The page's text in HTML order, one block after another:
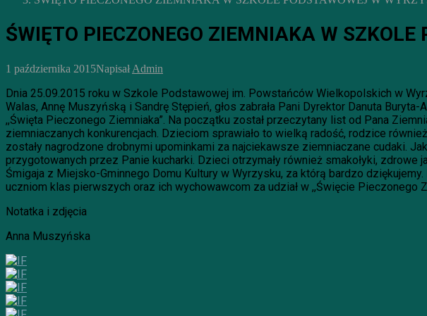
ŚWIĘTO PIECZONEGO ZIEMNIAKA W SZKOLE
1 października 2015NapisałAdmin
Dnia 25.09.2015 roku w Szkole Podstawowej im. Powstańców Wielkopolskich w
Walas, Annę Muszyńską i Sandrę Stępień, głos zabrała Pani Dyrektor Danuta
,,Święta Pieczonego Ziemniaka”. Na początku został przeczytany list od Pana
ziemniaczanych konkurencjach. Dzieciom sprawiało to wielką radość, rodzice
zostały nagrodzone drobnymi upominkami za najciekawsze ziemniaczane cudaki.
przygotowanych przez Panie kucharki. Dzieci otrzymały również smakołyki,
Śmigaja z Miejsko-Gminnego Domu Kultury w Wyrzysku, za którą bardzo
uczniom klas pierwszych oraz ich wychowawcom za udział w ,,Święcie Pieczonego
Notatka i zdjęcia
Anna Muszyńska